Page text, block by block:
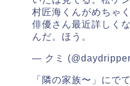
村匠海くんがめちゃ
俳優さん最近詳しく
んだ。ほう。
— クミ
「隣の家族〜」にで